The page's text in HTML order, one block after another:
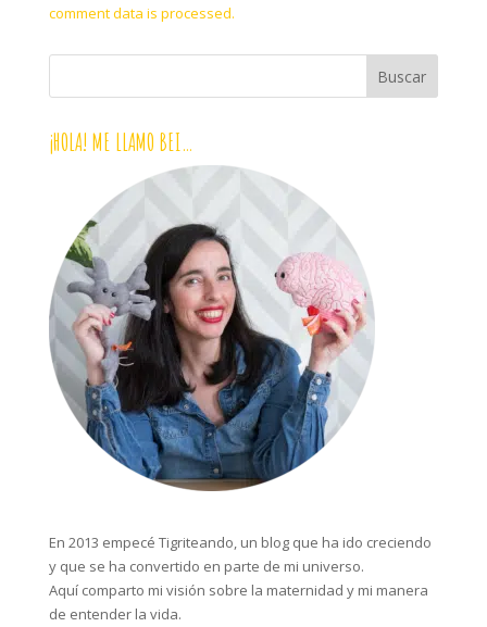
comment data is processed.
¡HOLA! ME LLAMO BEI…
En 2013 empecé Tigriteando, un blog que ha ido creciendo
y que se ha convertido en parte de mi universo.
Aquí comparto mi visión sobre la maternidad y mi manera
de entender la vida.